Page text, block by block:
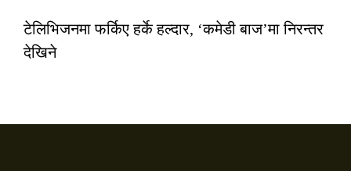
टेलिभिजनमा फर्किए हर्के हल्दार, ‘कमेडी बाज’मा निरन्तर
देखिने